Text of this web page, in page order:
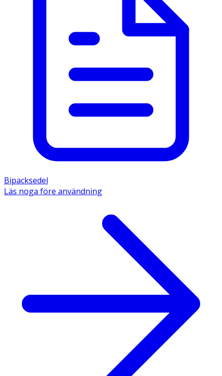
Bipacksedel
Läs noga före användning